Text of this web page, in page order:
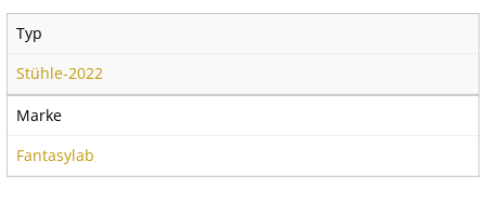
Typ
Stühle-2022
Marke
Fantasylab